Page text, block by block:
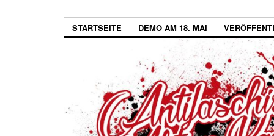
STARTSEITE DEMO AM 18. MAI